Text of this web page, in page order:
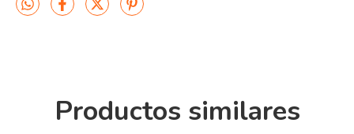
Productos similares